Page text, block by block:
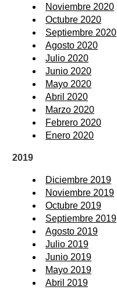
Noviembre 2020
Octubre 2020
Septiembre 2020
Agosto 2020
Julio 2020
Junio 2020
Mayo 2020
Abril 2020
Marzo 2020
Febrero 2020
Enero 2020
2019
Diciembre 2019
Noviembre 2019
Octubre 2019
Septiembre 2019
Agosto 2019
Julio 2019
Junio 2019
Mayo 2019
Abril 2019